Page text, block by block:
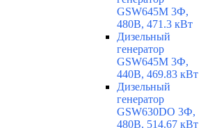
GSW645M 3Ф,
480В, 471.3 кВт
Дизельный
генератор
GSW645M 3Ф,
440В, 469.83 кВт
Дизельный
генератор
GSW630DO 3Ф,
480В, 514.67 кВт